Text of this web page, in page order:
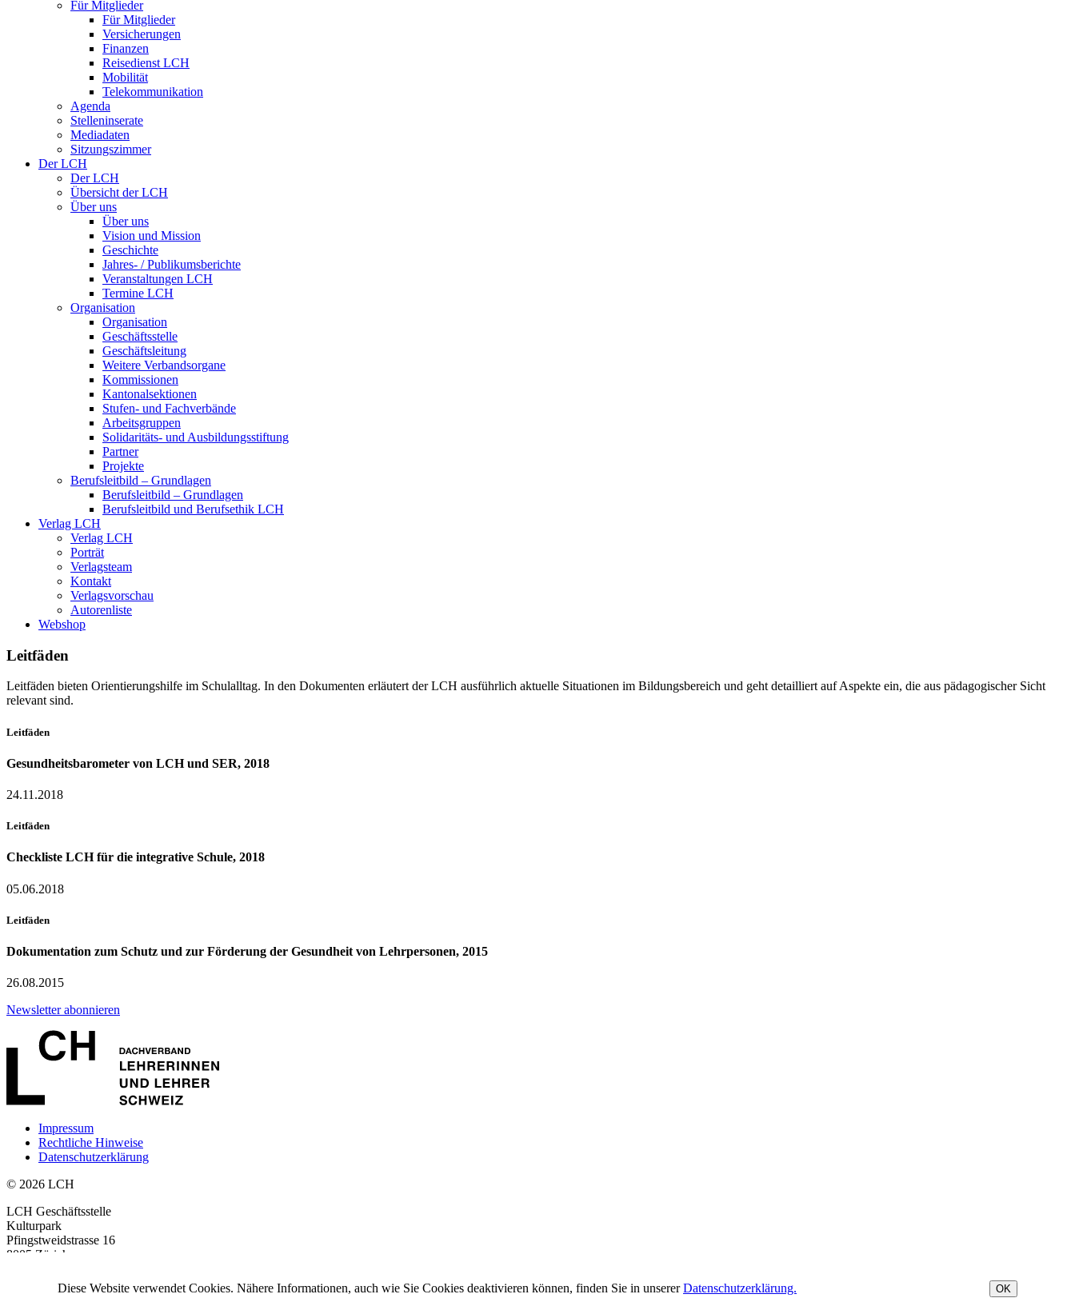
Für Mitglieder
Für Mitglieder
Versicherungen
Finanzen
Reisedienst LCH
Mobilität
Telekommunikation
Agenda
Stelleninserate
Mediadaten
Sitzungszimmer
Der LCH
Der LCH
Übersicht der LCH
Über uns
Über uns
Vision und Mission
Geschichte
Jahres- / Publikumsberichte
Veranstaltungen LCH
Termine LCH
Organisation
Organisation
Geschäftsstelle
Geschäftsleitung
Weitere Verbandsorgane
Kommissionen
Kantonalsektionen
Stufen- und Fachverbände
Arbeitsgruppen
Solidaritäts- und Ausbildungsstiftung
Partner
Projekte
Berufsleitbild – Grundlagen
Berufsleitbild – Grundlagen
Berufsleitbild und Berufsethik LCH
Verlag LCH
Verlag LCH
Porträt
Verlagsteam
Kontakt
Verlagsvorschau
Autorenliste
Webshop
Leitfäden
Leitfäden bieten Orientierungshilfe im Schulalltag. In den Dokumenten erläutert der LCH ausführlich aktuelle Situationen im Bildungsbereich und geht detailliert auf Aspekte ein, die aus pädagogischer Sicht
relevant sind.
Leitfäden
Gesundheitsbarometer von LCH und SER, 2018
24.11.2018
Leitfäden
Checkliste LCH für die integrative Schule, 2018
05.06.2018
Leitfäden
Dokumentation zum Schutz und zur Förderung der Gesundheit von Lehrpersonen, 2015
26.08.2015
Newsletter abonnieren
Impressum
Rechtliche Hinweise
Datenschutzerklärung
© 2026 LCH
LCH Geschäftsstelle
Kulturpark
Pfingstweidstrasse 16
8005 Zürich
@LCH.ch
Diese Website verwendet Cookies. Nähere Informationen, auch wie Sie Cookies deaktivieren können, finden Sie in unsererDatenschutzerklärung. OK